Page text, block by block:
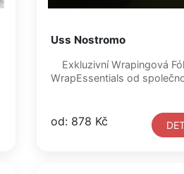
Uss Nostromo
WrapEssentials od
od: 878 Kč